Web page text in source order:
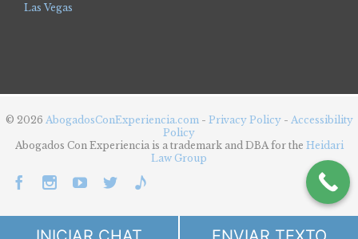
Las Vegas
© 2026 AbogadosConExperiencia.com - Privacy Policy - Accessibility
Policy
Abogados Con Experiencia is a trademark and DBA for the Heidari
Law Group
    